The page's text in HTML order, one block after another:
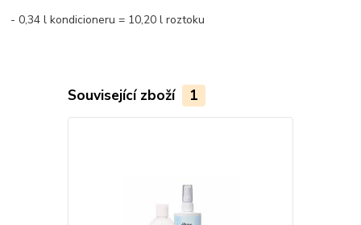
- 0,34 l kondicioneru = 10,20 l roztoku
Související zboží 1